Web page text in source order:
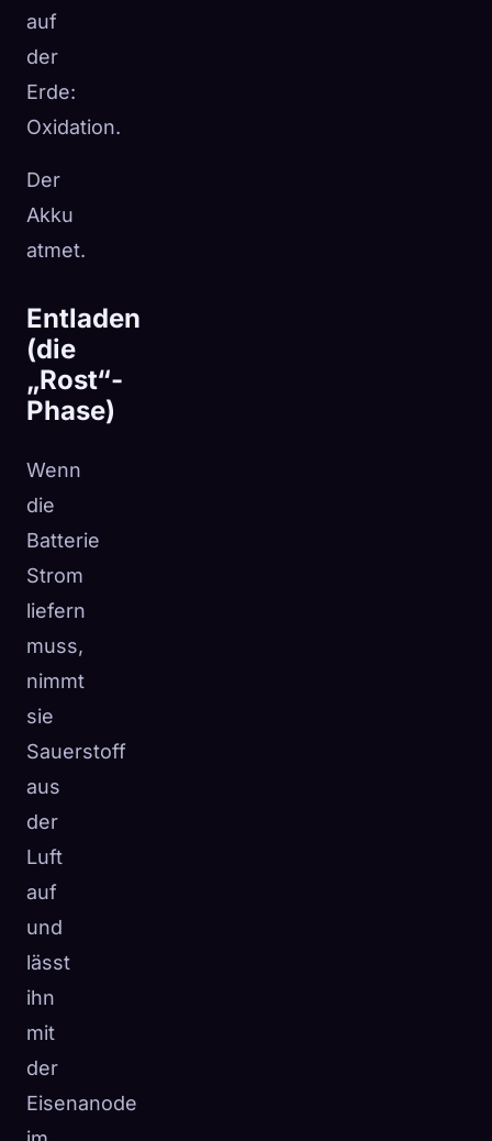
auf
der
Erde:
Oxidation.
Der
Akku
atmet.
Entladen
(die
„Rost“-
Phase)
Wenn
die
Batterie
Strom
liefern
muss,
nimmt
sie
Sauerstoff
aus
der
Luft
auf
und
lässt
ihn
mit
der
Eisenanode